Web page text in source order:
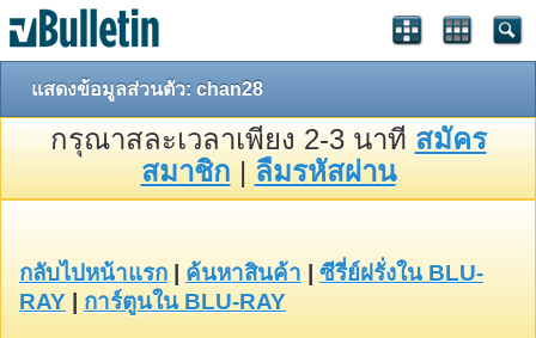
แสดงข้อมูลส่วนตัว: chan28
กรุณาสละเวลาเพียง 2-3 นาที สมัคร
สมาชิก | ลืมรหัสผ่าน
กลับไปหน้าแรก ค้นหาสินค้า
ซีรี่ย์ฝรั่งใน BLU-
RAY
การ์ตูนใน BLU-RAY